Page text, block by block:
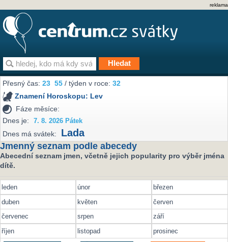
reklama
Přesný čas:23 55 / týden v roce:32
Znamení Horoskopu: Lev
Fáze měsíce:
Dnes je:
7. 8. 2026 Pátek
Dnes má svátek: Lada
Jmenný seznam podle abecedy
Abecední seznam jmen, včetně jejich popularity pro výběr jména
dítě.
leden únor
březen
duben
květen
červen
červenec
srpen
září
říjen
listopad prosinec